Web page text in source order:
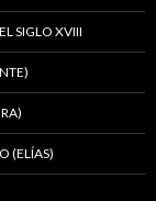
SIGLO XVIII
(ELÍAS)